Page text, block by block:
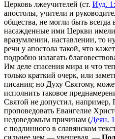
Церковь лжеучителей (ст. Иуд.
апостолы, учители и
общества, не могли быть всегда
насажденные ими Церкви
вразумлении, наставлении, то
речи у апостола такой, что
подробно излагать
Им деле спасения мира и что
только краткий очерк, или
писания; но Духу Святому,
исполнить таковое
Святой не допустил, например,
проповедовать Евангелие
недоведомым причинам (Деян.
с подлинного в славянском